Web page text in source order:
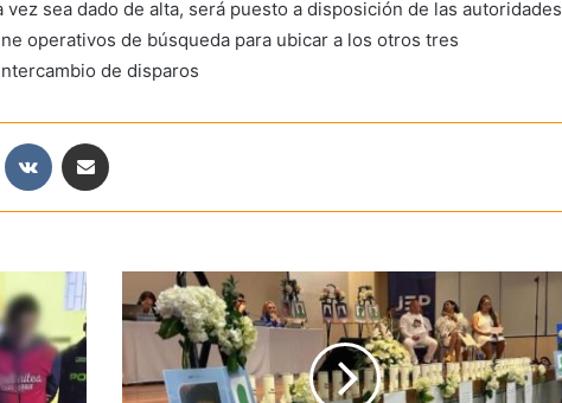
sea dado de alta, será puesto a disposición de las autoridades
operativos de búsqueda para ubicar a los otros tres
de disparos
Reddit VKontakte